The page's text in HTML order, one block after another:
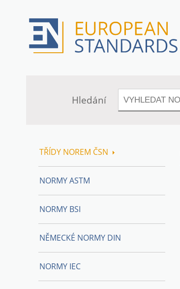
Hledání
TŘÍDY NOREM ČSN
NORMY ASTM
NORMY BSI
NĚMECKÉ NORMY DIN
NORMY IEC